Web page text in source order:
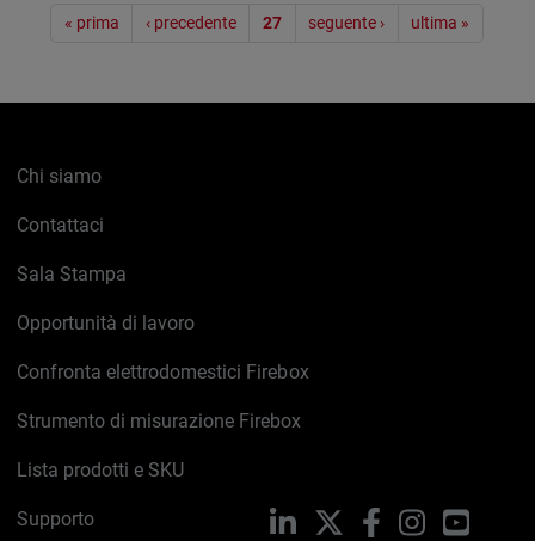
Paginazione
« prima ‹ precedente 27 seguente › ultima »
Chi siamo
Contattaci
Sala Stampa
Opportunità di lavoro
Confronta elettrodomestici Firebox
Strumento di misurazione Firebox
Lista prodotti e SKU
Supporto LinkedIn FacebookInstagram